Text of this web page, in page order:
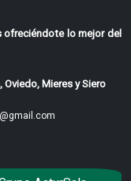
ofreciéndote lo mejor del
Mieres y Siero